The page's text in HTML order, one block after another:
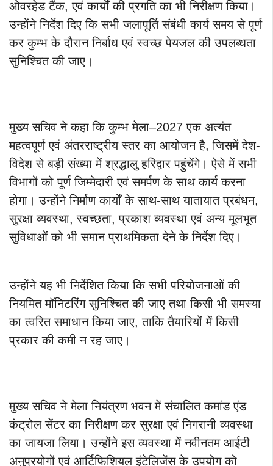
ओवरहेड टैंक, एवं कार्यों की प्रगति का भी निरीक्षण किया।
उन्होंने निर्देश दिए कि सभी जलापूर्ति संबंधी कार्य समय से पूर्ण
कर कुम्भ के दौरान निर्बाध एवं स्वच्छ पेयजल की उपलब्धता
सुनिश्चित की जाए।
मुख्य सचिव ने कहा कि कुम्भ मेला–2027 एक अत्यंत
महत्वपूर्ण एवं अंतरराष्ट्रीय स्तर का आयोजन है, जिसमें देश-
विदेश से बड़ी संख्या में श्रद्धालु हरिद्वार पहुंचेंगे। ऐसे में सभी
विभागों को पूर्ण जिम्मेदारी एवं समर्पण के साथ कार्य करना
होगा। उन्होंने निर्माण कार्यों के साथ-साथ यातायात प्रबंधन,
सुरक्षा व्यवस्था, स्वच्छता, प्रकाश व्यवस्था एवं अन्य मूलभूत
सुविधाओं को भी समान प्राथमिकता देने के निर्देश दिए।
उन्होंने यह भी निर्देशित किया कि सभी परियोजनाओं की
नियमित मॉनिटरिंग सुनिश्चित की जाए तथा किसी भी समस्या
का त्वरित समाधान किया जाए, ताकि तैयारियों में किसी
प्रकार की कमी न रह जाए।
मुख्य सचिव ने मेला नियंत्रण भवन में संचालित कमांड एंड
कंट्रोल सेंटर का निरीक्षण कर सुरक्षा एवं निगरानी व्यवस्था
का जायजा लिया। उन्होंने इस व्यवस्था में नवीनतम आईटी
अनुप्रयोगों एवं आर्टिफिशियल इंटेलिजेंस के उपयोग को